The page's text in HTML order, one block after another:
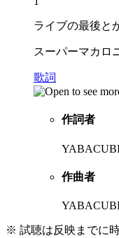
ライブの最後と
スーパーマカロ
歌詞
作詞者
作曲者
※ 試聴は反映までに